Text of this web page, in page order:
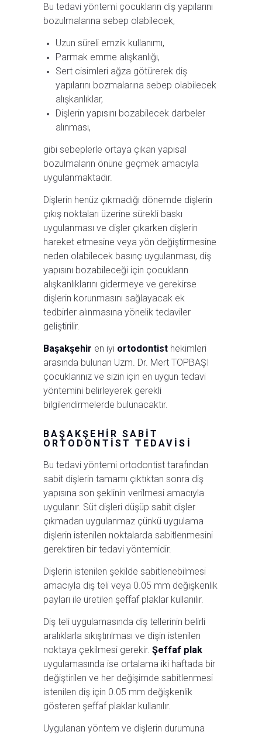
Bu tedavi yöntemi çocukların diş yapılarını
bozulmalarına sebep olabilecek,
Uzun süreli emzik kullanımı,
Parmak emme alışkanlığı,
Sert cisimleri ağza götürerek diş
yapılarını bozmalarına sebep olabilecek
alışkanlıklar,
Dişlerin yapısını bozabilecek darbeler
alınması,
gibi sebeplerle ortaya çıkan yapısal
bozulmaların önüne geçmek amacıyla
uygulanmaktadır.
Dişlerin henüz çıkmadığı dönemde dişlerin
çıkış noktaları üzerine sürekli baskı
uygulanması ve dişler çıkarken dişlerin
hareket etmesine veya yön değiştirmesine
neden olabilecek basınç uygulanması, diş
yapısını bozabileceği için çocukların
alışkanlıklarını gidermeye ve gerekirse
dişlerin korunmasını sağlayacak ek
tedbirler alınmasına yönelik tedaviler
geliştirilir.
Başakşehir en iyi ortodontist hekimleri
arasında bulunan Uzm. Dr. Mert TOPBAŞI
çocuklarınız ve sizin için en uygun tedavi
yöntemini belirleyerek gerekli
bilgilendirmelerde bulunacaktır.
BAŞAKŞEHIR SABIT
ORTODONTIST TEDAVISI
Bu tedavi yöntemi ortodontist tarafından
sabit dişlerin tamamı çıktıktan sonra diş
yapısına son şeklinin verilmesi amacıyla
uygulanır. Süt dişleri düşüp sabit dişler
çıkmadan uygulanmaz çünkü uygulama
dişlerin istenilen noktalarda sabitlenmesini
gerektiren bir tedavi yöntemidir.
Dişlerin istenilen şekilde sabitlenebilmesi
amacıyla diş teli veya 0.05 mm değişkenlik
payları ile üretilen şeffaf plaklar kullanılır.
Diş teli uygulamasında diş tellerinin belirli
aralıklarla sıkıştırılması ve dişin istenilen
noktaya çekilmesi gerekir. Şeffaf plak
uygulamasında ise ortalama iki haftada bir
değiştirilen ve her değişimde sabitlenmesi
istenilen diş için 0.05 mm değişkenlik
gösteren şeffaf plaklar kullanılır.
Uygulanan yöntem ve dişlerin durumuna